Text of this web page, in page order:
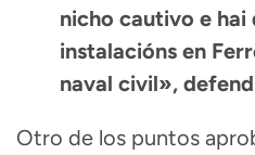
nicho cautivo e hai
instalacións en
naval civil»,
Otro de los puntos